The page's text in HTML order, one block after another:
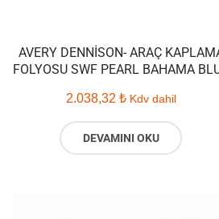
AVERY DENNISON- ARAÇ
FOLYOSU SWF PEARL BAHAMA
2.038,32 ₺ Kdv dahil
DEVAMINI OKU